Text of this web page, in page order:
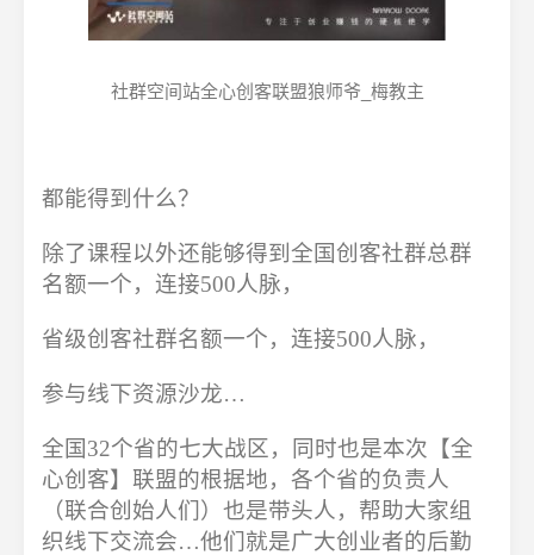
社群空间站全心创客联盟狼师爷_梅教主
都能得到什么？
除了课程以外还能够得到全国创客社群总群
名额一个，连接500人脉，
省级创客社群名额一个，连接500人脉，
参与线下资源沙龙…
全国32个省的七大战区，同时也是本次【全
心创客】联盟的根据地，各个省的负责人
（联合创始人们）也是带头人，帮助大家组
织线下交流会…他们就是广大创业者的后勤